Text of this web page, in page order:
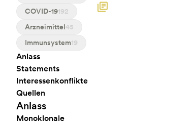
COVID-19192
Arzneimittel45
Immunsystem19
Anlass
Statements
Interessenkonflikte
Quellen
Anlass
Monoklonale